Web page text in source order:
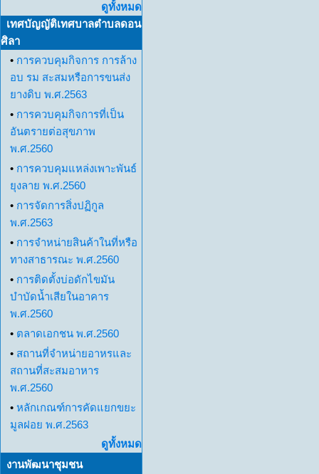
ดูทั้งหมด
เทศบัญญัติเทศบาลตำบลดอน
ศิลา
• การควบคุมกิจการ การล้าง
อบ รม สะสมหรือการขนส่ง
ยางดิบ พ.ศ.2563
• การควบคุมกิจการที่เป็น
อันตรายต่อสุขภาพ
พ.ศ.2560
• การควบคุมแหล่งเพาะพันธ์
ยุงลาย พ.ศ.2560
• การจัดการสิ่งปฏิกูล
พ.ศ.2563
• การจำหน่ายสินค้าในที่หรือ
ทางสาธารณะ พ.ศ.2560
• การติดตั้งบ่อดักไขมัน
บำบัดน้ำเสียในอาคาร
พ.ศ.2560
• ตลาดเอกชน พ.ศ.2560
• สถานที่จำหน่ายอาหรและ
สถานที่สะสมอาหาร
พ.ศ.2560
• หลักเกณฑ์การคัดแยกขยะ
มูลฝอย พ.ศ.2563
ดูทั้งหมด
งานพัฒนาชุมชน